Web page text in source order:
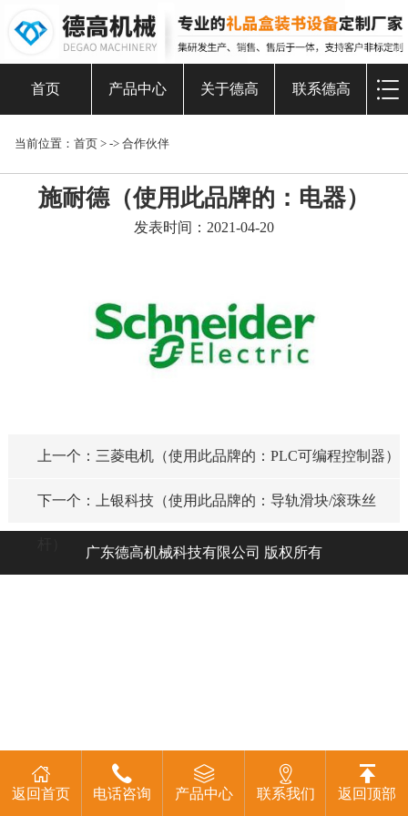
首页 产品中心 关于德高 联系德高
当前位置： 首页 > -> 合作伙伴
施耐德（使用此品牌的：电器）
发表时间：2021-04-20
上一个：三菱电机（使用此品牌的：PLC可编程控制器）
下一个：上银科技（使用此品牌的：导轨滑块/滚珠丝
广东德高机械科技有限公司 版权所有
返回首页 电话咨询 产品中心 联系我们 返回顶部